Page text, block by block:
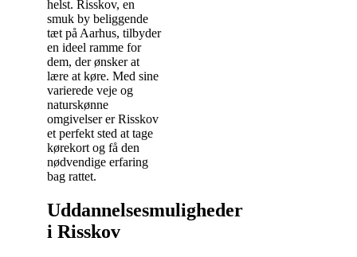
helst. Risskov, en
smuk by beliggende
tæt på Aarhus, tilbyder
en ideel ramme for
dem, der ønsker at
lære at køre. Med sine
varierede veje og
naturskønne
omgivelser er Risskov
et perfekt sted at tage
kørekort og få den
nødvendige erfaring
bag rattet.
Uddannelsesmuligheder
i Risskov